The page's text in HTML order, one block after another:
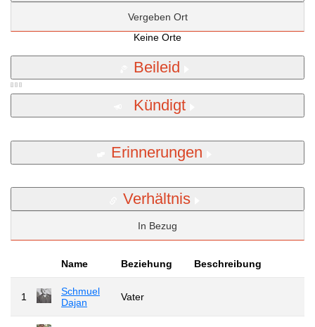
Vergeben Ort
Keine Orte
Beileid
Kündigt
Erinnerungen
Verhältnis
In Bezug
Name Beziehung Beschreibung
1
Schmuel
Dajan
Vater